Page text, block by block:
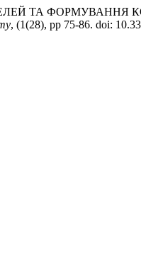
ТА
, (1(28), pp 75-86. doi: